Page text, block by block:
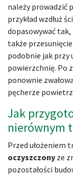
należy prowadzić
przykład wzdłuż
dopasowywać tak,
także
podobnie jak przy
powierzchnię. Po
ponownie
pęcherze
Jak
nierównym
Przed ułożeniem
oczyszczony ze
pozostałości